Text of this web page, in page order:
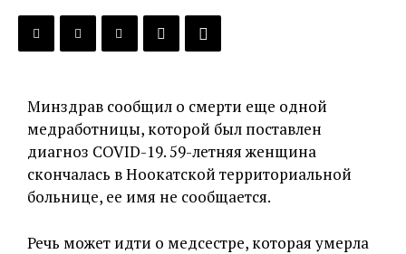
Минздрав сообщил о смерти еще одной
медработницы, которой был поставлен
диагноз COVID-19. 59-летняя женщина
скончалась в Ноокатской территориальной
больнице, ее имя не сообщается.
Речь может идти о медсестре, которая умерла